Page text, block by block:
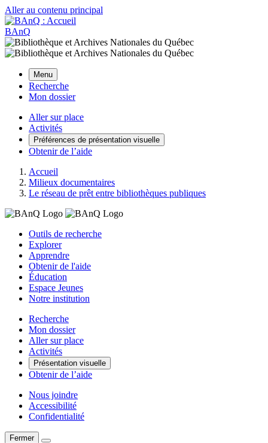
Aller au contenu principal
BAnQ
Menu
Recherche
Mon dossier
Aller sur place
Activités
Préférences de présentation visuelle
Obtenir de l’aide
Accueil
Milieux documentaires
Le réseau de prêt entre bibliothèques publiques
Outils de recherche
Explorer
Apprendre
Obtenir de l'aide
Éducation
Espace Jeunes
Notre institution
Recherche
Mon dossier
Aller sur place
Activités
Présentation visuelle
Obtenir de l’aide
Nous joindre
Accessibilité
Confidentialité
Fermer